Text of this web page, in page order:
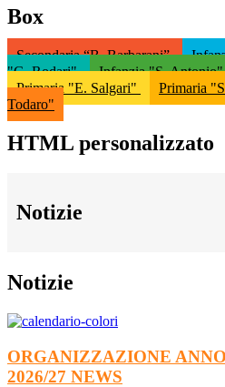
Box
Secondaria “B. Barbarani”
"G. Rodari"
Infanzia "S.
Primaria "E. Salgari"
Primaria
Todaro"
HTML personalizzato
Notizie
Notizie
ORGANIZZAZIONE
2026/27 NEWS